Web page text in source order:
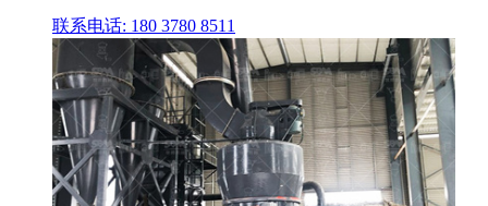
联系电话: 180 3780 8511